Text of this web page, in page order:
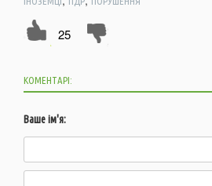
25
КОМЕНТАРІ:
Ваше ім'я: